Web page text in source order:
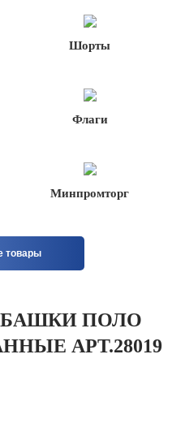
Шорты
Флаги
Минпромторг
товары
ПОЛО
АРТ.28019